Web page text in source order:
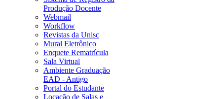
Produção Docente
Webmail
Workflow
Revistas da Unisc
Mural Eletrônico
Enquete Rematrícula
Sala Virtual
Ambiente Graduação
EAD - Antigo
Portal do Estudante
Locação de Salas e